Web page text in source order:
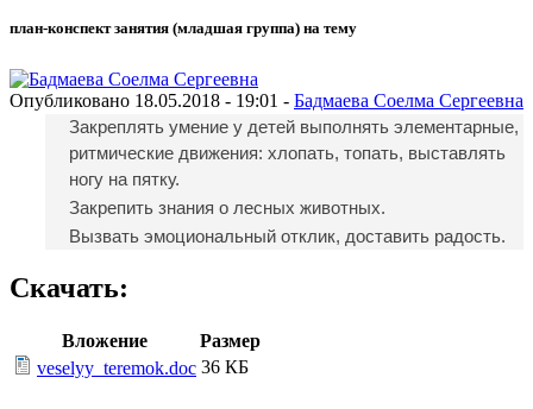
план-конспект занятия (младшая группа) на тему
Опубликовано 18.05.2018 - 19:01 - Бадмаева Соелма Сергеевна
Закреплять умение у детей выполнять элементарные,
ритмические движения: хлопать, топать, выставлять
ногу на пятку.
Закрепить знания о лесных животных.
Вызвать эмоциональный отклик, доставить радость.
Скачать:
Вложение
Размер
veselyy_teremok.doc 36 КБ